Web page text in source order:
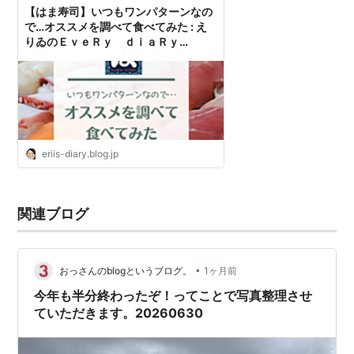
【はま寿司】いつもワンパターンなの
で…オススメを調べて食べてみた : え
りゐのＥｖｅＲｙ ｄｉａＲｙ
eriis-diary.blog.jp
関連ブログ
おっさんのblogというブログ。 • 1ヶ月前
今年も半分終わったぞ！ってことで写真整理させ
ていただきます。20260630